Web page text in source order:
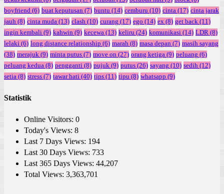
boyfriend (6) buat keputusan (7) buntu (14) cemburu (10) cinta (17) cinta jarak
jauh (8) cinta muda (13) clash (10) curang (17) ego (14) ex (8) get back (11)
ingin kembali (9) kahwin (9) kecewa (13) keliru (24) komunikasi (14) LDR (8)
lelaki (6) long distance relationship (6) marah (8) masa depan (7) masih sayang
(38) merajuk (9) minta putus (7) move on (27) orang ketiga (9) peluang (6)
peluang kedua (8) pengganti (8) pujuk (9) putus (26) sayang (10) sedih (12)
setia (8) stress (7) tawar hati (40) tips (11) tipu (8) whatsapp (9)
Statistik
Online Visitors: 0
Today's Views: 8
Last 7 Days Views: 194
Last 30 Days Views: 733
Last 365 Days Views: 44,207
Total Views: 3,363,701